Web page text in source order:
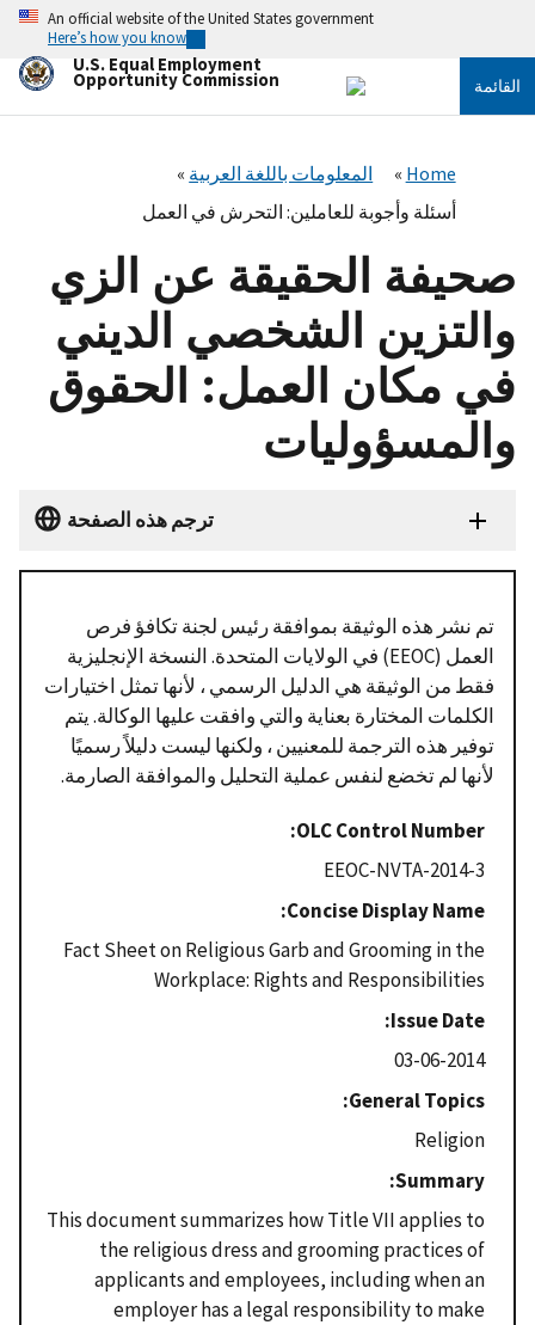
تجاوز
المحتوى
الرئيسي
An official website of the United States government
Here’s how you know
U.S. Equal Employment
Opportunity Commission القائمة
Home
المعلومات باللغة العربية
أسئلة وأجوبة للعاملين: التحرش في العمل
صحيفة الحقيقة عن الزي
والتزين الشخصي الديني
في مكان العمل: الحقوق
والمسؤوليات
ترجم هذه الصفحة
تم نشر هذه الوثيقة بموافقة رئيس لجنة تكافؤ فرص
العمل (EEOC) في الولايات المتحدة. النسخة الإنجليزية
فقط من الوثيقة هي الدليل الرسمي ، لأنها تمثل اختيارات
الكلمات المختارة بعناية والتي وافقت عليها الوكالة. يتم
توفير هذه الترجمة للمعنيين ، ولكنها ليست دليلاً رسميًا
لأنها لم تخضع لنفس عملية التحليل والموافقة الصارمة.
OLC Control Number
EEOC-NVTA-2014-3
Concise Display Name
Fact Sheet on Religious Garb and Grooming in the
Workplace: Rights and Responsibilities
Issue Date
03-06-2014
General Topics
Religion
Summary
This document summarizes how Title VII applies to
the religious dress and grooming practices of
applicants and employees, including when an
employer has a legal responsibility to make